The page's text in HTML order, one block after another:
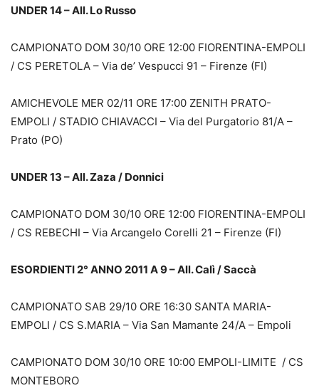
UNDER 14 – All. Lo Russo
CAMPIONATO DOM 30/10 ORE 12:00 FIORENTINA-EMPOLI
/ CS PERETOLA – Via de’ Vespucci 91 – Firenze (FI)
AMICHEVOLE MER 02/11 ORE 17:00 ZENITH PRATO-
EMPOLI / STADIO CHIAVACCI – Via del Purgatorio 81/A –
Prato (PO)
UNDER 13 – All. Zaza / Donnici
CAMPIONATO DOM 30/10 ORE 12:00 FIORENTINA-EMPOLI
/ CS REBECHI – Via Arcangelo Corelli 21 – Firenze (FI)
ESORDIENTI 2° ANNO 2011 A 9 – All. Calì / Saccà
CAMPIONATO SAB 29/10 ORE 16:30 SANTA MARIA-
EMPOLI / CS S.MARIA – Via San Mamante 24/A – Empoli
CAMPIONATO DOM 30/10 ORE 10:00 EMPOLI-LIMITE / CS
MONTEBORO